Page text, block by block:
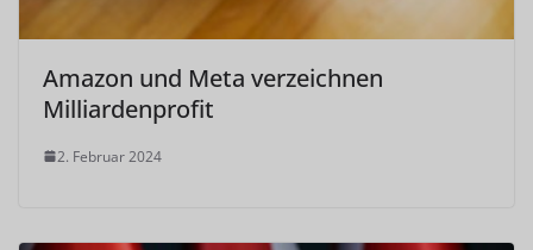
Amazon und Meta verzeichnen
Milliardenprofit
2. Februar 2024